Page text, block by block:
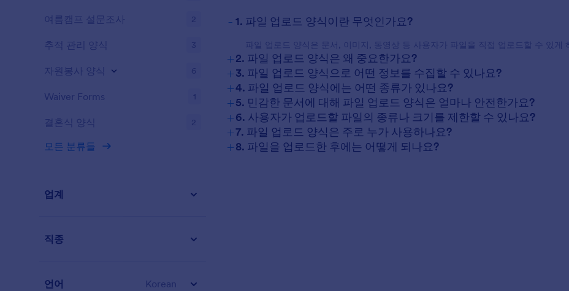
- 1. 파일 업로드 양식이란 무엇인가요?
파일 업로드 양식은 문서, 이미지, 동영상 등 사용자가 파일을 직접 업로드할 수 있게
+2. 파일 업로드 양식은 왜 중요한가요?
+3. 파일 업로드 양식으로 어떤 정보를 수집할 수 있나요?
+4. 파일 업로드 양식에는 어떤 종류가 있나요?
+5. 민감한 문서에 대해 파일 업로드 양식은 얼마나 안전한가요?
+6. 사용자가 업로드할 파일의 종류나 크기를 제한할 수 있나요?
+7. 파일 업로드 양식은 주로 누가 사용하나요?
+8. 파일을 업로드한 후에는 어떻게 되나요?
여름캠프 설문조사 2
추적 관리 양식 3
자원봉사 양식 6
Waiver Forms 1
결혼식 양식 2
모든 분류들
업계
직종
언어 Korean